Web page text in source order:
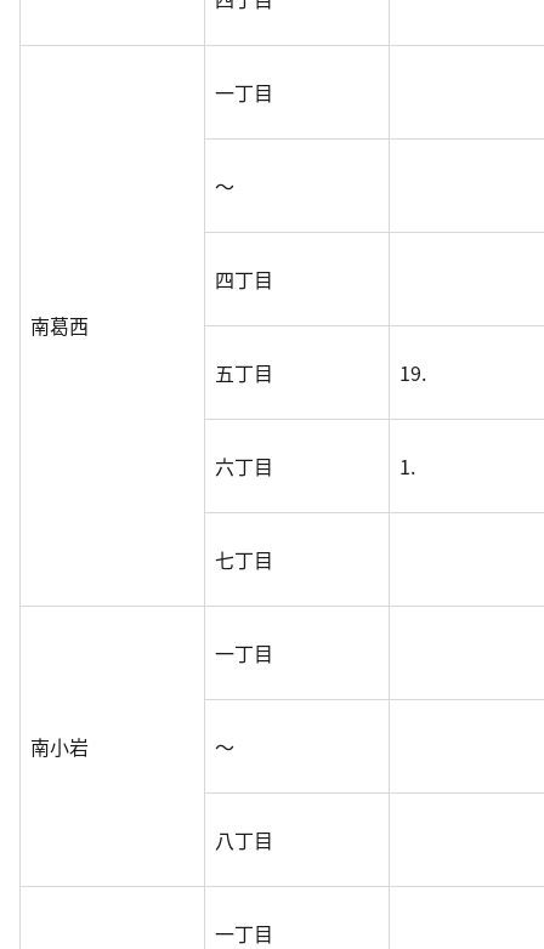
南葛西
一丁目
～
四丁目
五丁目 19.
六丁目 1.
七丁目
南小岩
一丁目
～
八丁目
一丁目